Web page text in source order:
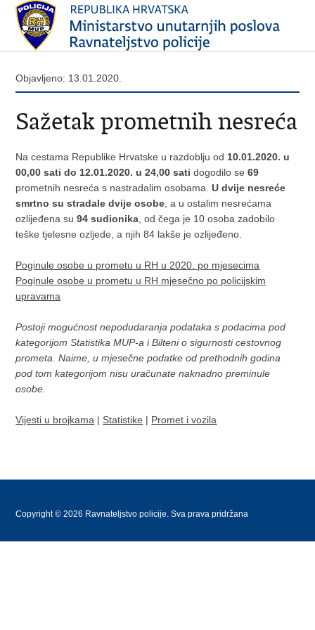
Objavljeno: 13.01.2020.
Sažetak prometnih nesreća
Na cestama Republike Hrvatske u razdoblju od 10.01.2020. u
00,00 sati do 12.01.2020. u 24,00 sati dogodilo se69
prometnih nesreća s nastradalim osobama.U dvije nesreće
smrtno su stradale dvije osobe , a u ostalim nesrećama
ozlijeđena su94 sudionika , od čega je 10 osoba zadobilo
teške tjelesne ozljede, a njih 84 lakše je ozlijeđeno.
Poginule osobe u prometu u RH u 2020. po mjesecima
Poginule osobe u prometu u RH mjesečno po policijskim
upravama
Postoji mogućnost nepodudaranja podataka s podacima pod
kategorijom Statistika MUP-a i Bilteni o sigurnosti cestovnog
prometa. Naime, u mjesečne podatke od prethodnih godina
pod tom kategorijom nisu uračunate naknadno preminule
osobe.
Vijesti u brojkama | Statistike | Promet i vozila
Copyright © 2026 Ravnateljstvo policije. Sva prava pridržana